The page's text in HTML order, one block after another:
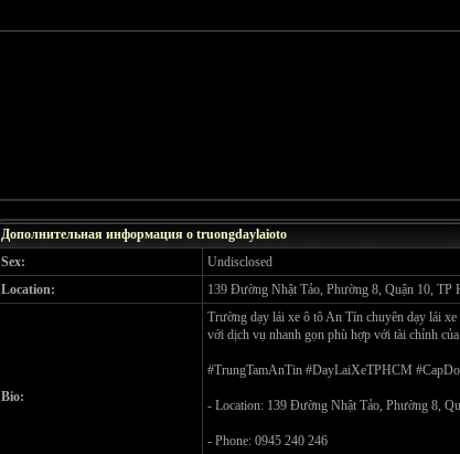
Дополнительная информация о truongdaylaioto
Sex:
Undisclosed
Location:
139 Đường Nhật Tảo, Phường 8, Quận 10, TP
Bio:
Trường dạy lái xe ô tô An Tín chuyên dạy lái
với dịch vụ nhanh gọn phù hợp với tài chỉnh
#TrungTamAnTin #DayLaiXeTPHCM
- Location: 139 Đường Nhật Tảo, Phường 8,
- Phone: 0945 240 246